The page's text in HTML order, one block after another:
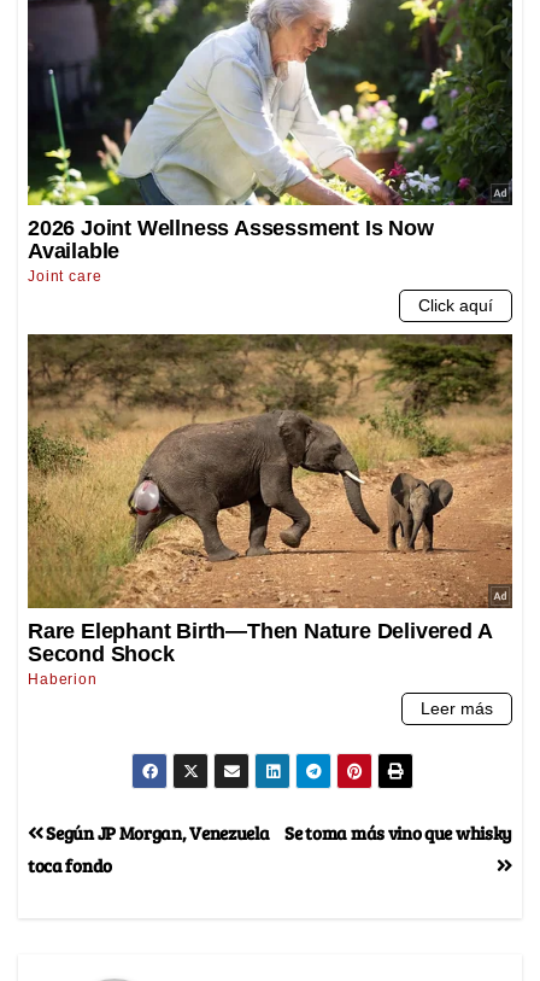
Se toma más vino que whisky
Según JP Morgan, Venezuela
toca fondo